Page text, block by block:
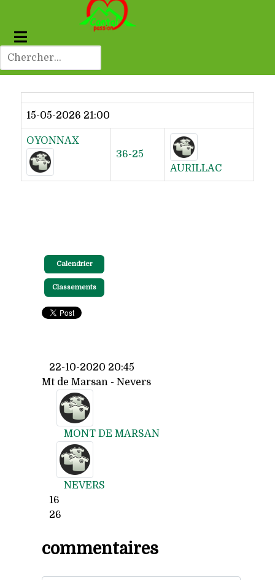
Dernier résultat
15-05-2026 21:00
OYONNAX
36-25
AURILLAC
Calendrier
Classements
22-10-2020 20:45
Mt de Marsan - Nevers
MONT DE MARSAN
NEVERS
16
26
commentaires